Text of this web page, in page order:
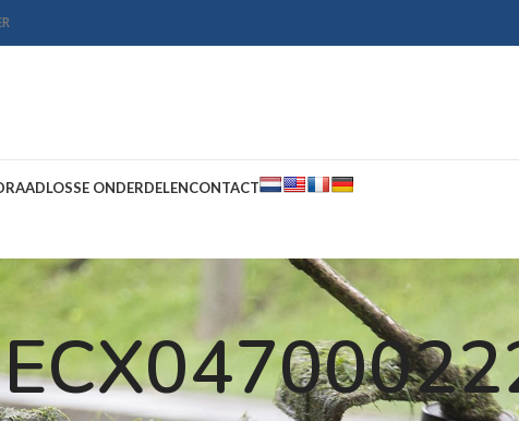
LOSSE ONDERDELENCONTACT